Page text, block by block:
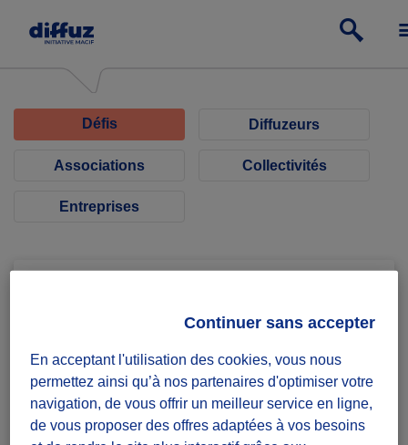
Défis Diffuzeurs
Associations Collectivités
Entreprises
Association FAMILLES SANS ABRI,
l'hygiène pour tous
Collecte de produits
d'hygiène corporelle
En acceptant l'utilisation des cookies, vous nous
permettez ainsi qu’à nos partenaires d'optimiser votre
navigation, de vous offrir un meilleur service en ligne,
de vous proposer des offres adaptées à vos besoins
Continuer sans accepter